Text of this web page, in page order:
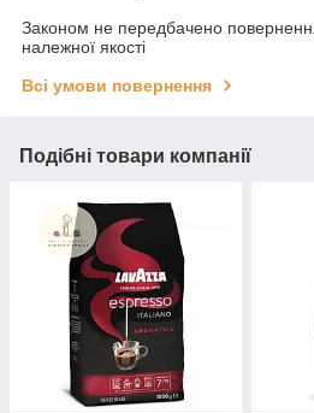
Законом не передбачено
належної якості
Всі умови повернення
Подібні товари компанії